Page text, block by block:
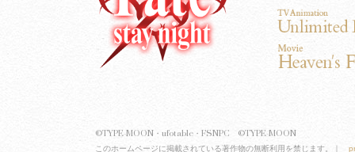
©TYPE-MOON・ufotable・FSNPC ©TYPE-MOON
このホームページに掲載されている著作物の無断利用を禁じます。｜